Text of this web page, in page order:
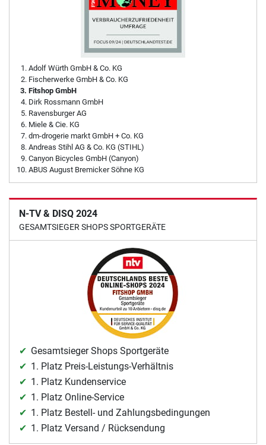
Adolf Würth GmbH & Co. KG
Fischerwerke GmbH & Co. KG
Fitshop GmbH
Dirk Rossmann GmbH
Ravensburger AG
Miele & Cie. KG
dm-drogerie markt GmbH + Co. KG
Andreas Stihl AG & Co. KG (STIHL)
Canyon Bicycles GmbH (Canyon)
ABUS August Bremicker Söhne KG
N-TV & DISQ 2024
GESAMTSIEGER SHOPS SPORTGERÄTE
Gesamtsieger Shops Sportgeräte
1. Platz Preis-Leistungs-Verhältnis
1. Platz Kundenservice
1. Platz Online-Service
1. Platz Bestell- und Zahlungsbedingungen
1. Platz Versand / Rücksendung